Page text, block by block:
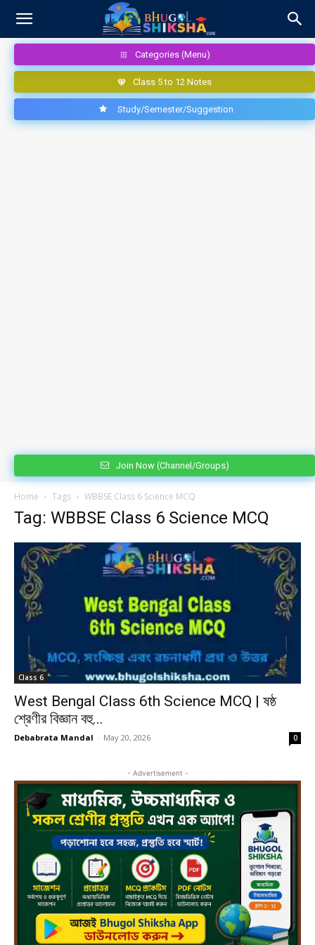
Categories (Menu)
Class 5 to 12 Notes
Study/Semester/Suggestion
Join Now (Channel/Groups)
Home Tags WBBSE Class 6 Science MCQ
Tag: WBBSE Class 6 Science MCQ
Class 6
West Bengal Class 6th Science MCQ | ষষ্ঠ
শ্রেণীর বিজ্ঞান বহু...
Debabrata Mandal - May 20, 2026 0
- Advertisement -